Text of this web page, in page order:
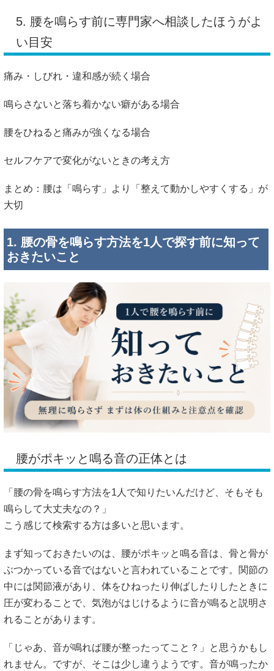
5. 腰を鳴らす前に専門家へ相談したほうがよ
い目安
痛み・しびれ・違和感が続く場合
鳴らさないと落ち着かない癖がある場合
腰をひねると痛みが強くなる場合
セルフケアで変化がないときの考え方
まとめ：腰は「鳴らす」より「整えて動かしやすくする」が
大切
1. 腰の骨を鳴らす方法を1人で探す前に知って
おきたいこと
腰がポキッと鳴る音の正体とは
「腰の骨を鳴らす方法を1人で知りたいんだけど、そもそも
鳴らして大丈夫なの？」
こう感じて検索する方は多いと思います。
まず知っておきたいのは、腰がポキッと鳴る音は、骨と骨が
ぶつかっている音ではないと言われていることです。関節の
中には関節液があり、体をひねったり伸ばしたりしたときに
圧が変わることで、気泡がはじけるように音が鳴ると説明さ
れることがあります。
「じゃあ、音が鳴れば腰が整ったってこと？」と思うかもし
れません。ですが、そこは少し違うようです。音が鳴ったか